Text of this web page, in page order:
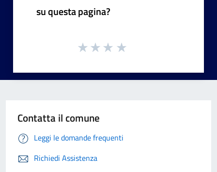
su questa pagina?
Contatta il comune
Leggi le domande frequenti
Richiedi Assistenza